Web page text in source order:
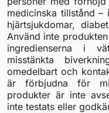
medicinska tillstånd –
hjärtsjukdomar,
Använd inte
ingredienserna i
misstänkta
omedelbart och
är förbjudna för
produkter är inte
inte testats eller